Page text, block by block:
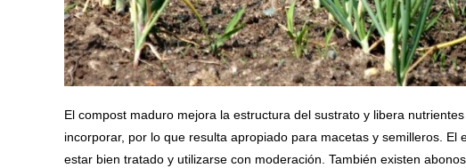
El compost maduro mejora la estructura del sustrato y libera
incorporar, por lo que resulta apropiado para macetas y semilleros.
estar bien tratado y utilizarse con moderación. También existen